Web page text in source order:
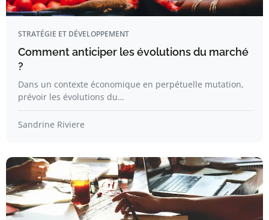
STRATÉGIE ET DÉVELOPPEMENT
Comment anticiper les évolutions du marché
?
Dans un contexte économique en perpétuelle mutation,
prévoir les évolutions du…
Sandrine Riviere